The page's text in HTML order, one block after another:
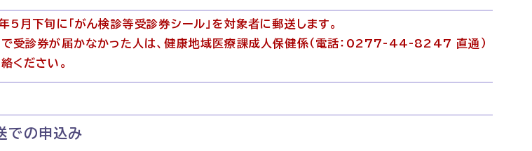
5月下旬に「がん検診等受診券シール」を対象者に郵送します。
受診券が届かなかった人は、健康地域医療課成人保健係（電話：0277-44-8247 直通）
ください。
での申込み